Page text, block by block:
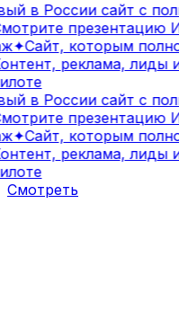
в России сайт с
презентацию
✦Сайт, которым
реклама, лиды
в России сайт с
презентацию
✦Сайт, которым
реклама, лиды
Смотреть